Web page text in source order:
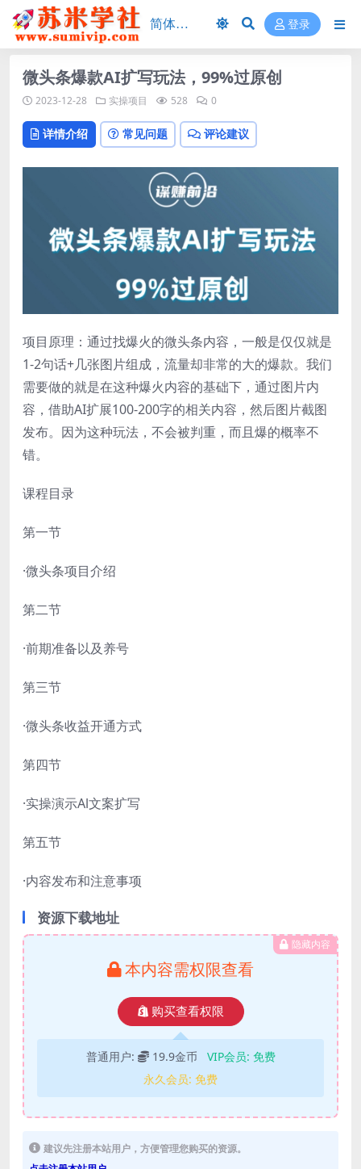
登录
微头条爆款AI扩写玩法，99%过原创
2023-12-28 实操项目 528 0
详情介绍 常见问题 评论建议
项目原理：通过找爆火的微头条内容，一般是仅仅就是
1-2句话+几张图片组成，流量却非常的大的爆款。我们
需要做的就是在这种爆火内容的基础下，通过图片内
容，借助AI扩展100-200字的相关内容，然后图片截图
发布。因为这种玩法，不会被判重，而且爆的概率不
错。
课程目录
第一节
·微头条项目介绍
第二节
·前期准备以及养号
第三节
·微头条收益开通方式
第四节
·实操演示Al文案扩写
第五节
·内容发布和注意事项
资源下载地址
隐藏内容
本内容需权限查看
购买查看权限
普通用户: 19.9金币 VIP会员: 免费
永久会员: 免费
建议先注册本站用户，方便管理您购买的资源。